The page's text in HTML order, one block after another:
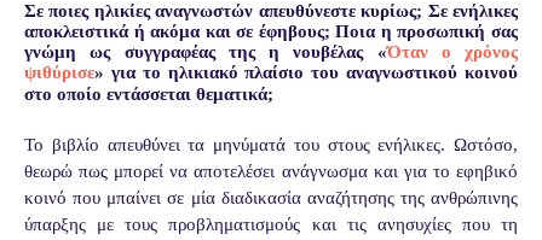
Σε ποιες ηλικίες αναγνωστών απευθύνεστε κυρίως; Σε ενήλικες
αποκλειστικά ή ακόμα και σε έφηβους; Ποια η προσωπική σας
γνώμη ως συγγραφέας της η νουβέλας «Όταν ο χρόνος
ψιθύρισε» για το ηλικιακό πλαίσιο του αναγνωστικού κοινού
στο οποίο εντάσσεται θεματικά;
Το βιβλίο απευθύνει τα μηνύματά του στους ενήλικες. Ωστόσο,
θεωρώ πως μπορεί να αποτελέσει ανάγνωσμα και για το εφηβικό
κοινό που μπαίνει σε μία διαδικασία αναζήτησης της ανθρώπινης
ύπαρξης με τους προβληματισμούς και τις ανησυχίες που τη